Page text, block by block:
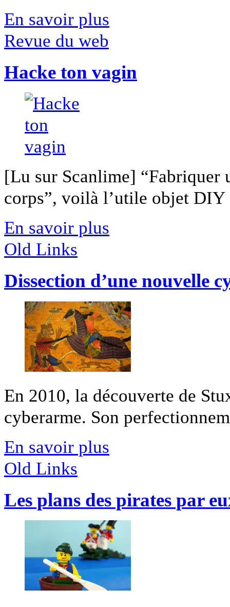
En savoir plus
Revue du web
Hacke ton vagin
[Lu sur Scanlime] “Fabriquer
corps”, voilà l’utile objet
En savoir plus
Old Links
Dissection d’une nouvelle
En 2010, la découverte de
cyberarme. Son
En savoir plus
Old Links
Les plans des pirates par